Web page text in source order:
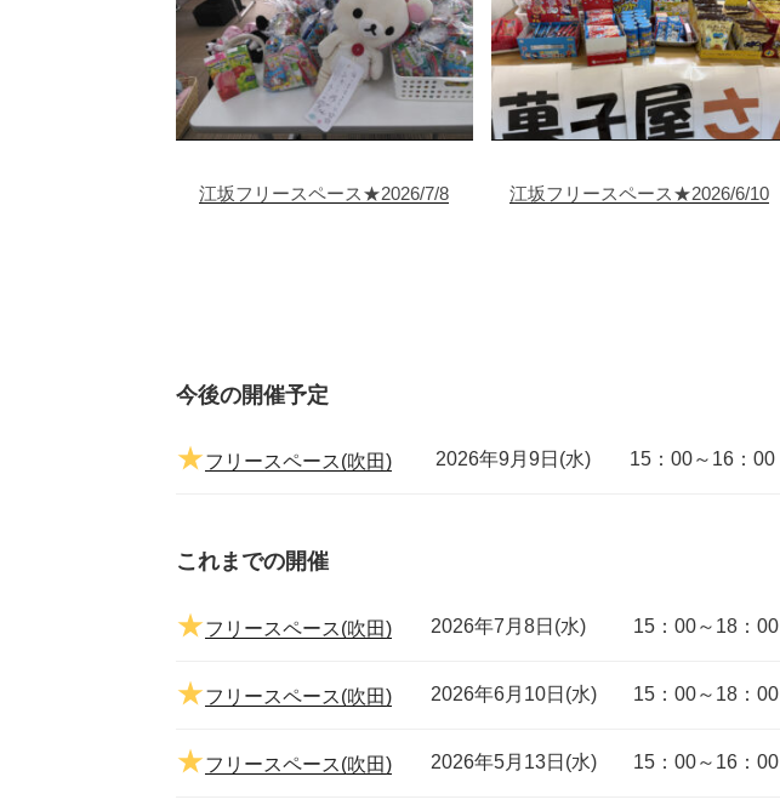
江坂フリースペース★2026/7/8 江坂フリースペース★2026/6/10
今後の開催予定
フリースペース(吹田) 2026年9月9日(水) 15：00～16：00
これまでの開催
フリースペース(吹田) 2026年7月8日(水) 15：00～18：00
フリースペース(吹田) 2026年6月10日(水) 15：00～18：00
フリースペース(吹田) 2026年5月13日(水) 15：00～16：00